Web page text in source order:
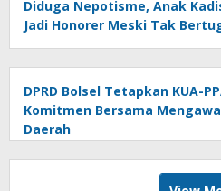
Diduga Nepotisme, Anak
Jadi Honorer Meski Tak
DPRD Bolsel Tetapkan KUA-
Komitmen Bersama
Daerah